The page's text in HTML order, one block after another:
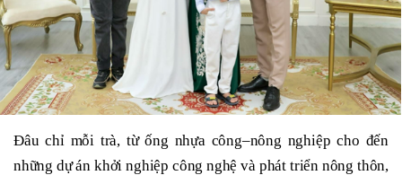
Đâu chỉ mỗi trà, từ ống nhựa công–nông nghiệp cho đến
những dự án khởi nghiệp công nghệ và phát triển nông thôn,